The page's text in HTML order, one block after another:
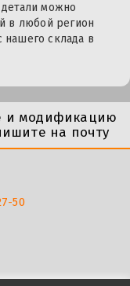
можно
в любой регион
склада в
и модификацию
на почту
50